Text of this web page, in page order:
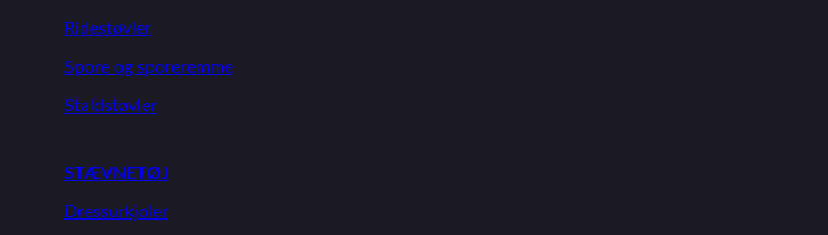
Ridestøvler
Spore og sporeremme
Staldstøvler
STÆVNETØJ
Dressurkjoler